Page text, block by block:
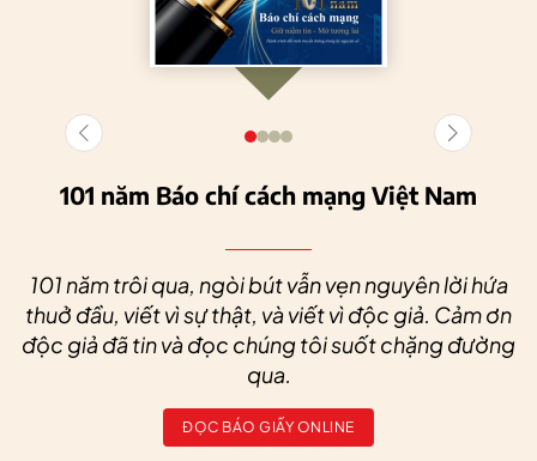
101 năm Báo chí cách mạng Việt Nam
101 năm trôi qua, ngòi bút vẫn vẹn nguyên lời hứa
thuở đầu, viết vì sự thật, và viết vì độc giả. Cảm ơn
độc giả đã tin và đọc chúng tôi suốt chặng đường
qua.
ĐỌC BÁO GIẤY ONLINE